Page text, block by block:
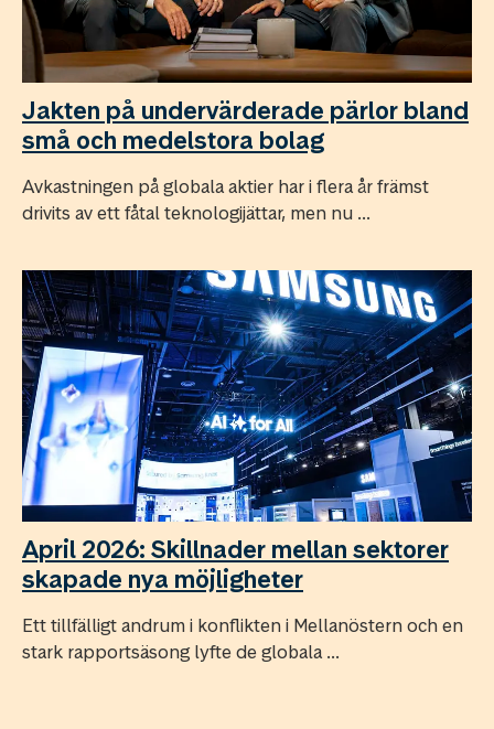
Jakten på undervärderade pärlor bland
små och medelstora bolag
Avkastningen på globala aktier har i flera år främst
drivits av ett fåtal teknologijättar, men nu ...
April 2026: Skillnader mellan sektorer
skapade nya möjligheter
Ett tillfälligt andrum i konflikten i Mellanöstern och en
stark rapportsäsong lyfte de globala ...